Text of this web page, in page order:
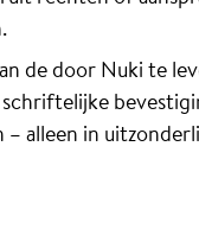
de door Nuki te
alleen in